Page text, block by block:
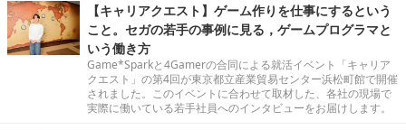
【キャリアクエスト】ゲーム作りを仕事にするという
こと。セガの若手の事例に見る，ゲームプログラマと
いう働き方
Game*Sparkと4Gamerの合同による就活イベント「キャリア
クエスト」の第4回が東京都立産業貿易センター浜松町館で開催
されました。このイベントに合わせて取材した、各社の現場で
実際に働いている若手社員へのインタビューをお届けします。